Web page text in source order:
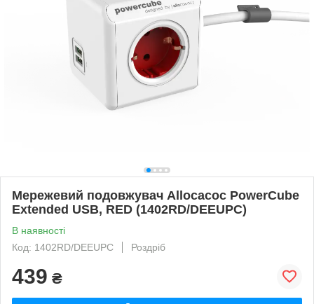
Мережевий подовжувач Allocacoc PowerCube
Extended USB, RED (1402RD/DEEUPC)
В наявності
Код: 1402RD/DEEUPC
Роздріб
439 ₴